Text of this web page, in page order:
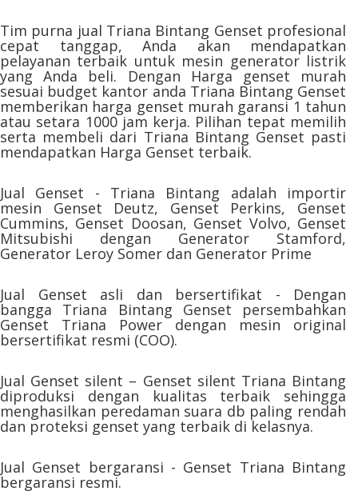
Tim purna jual Triana Bintang Genset profesional
cepat tanggap, Anda akan mendapatkan
pelayanan terbaik untuk mesin generator listrik
yang Anda beli. Dengan Harga genset murah
sesuai budget kantor anda Triana Bintang Genset
memberikan harga genset murah garansi 1 tahun
atau setara 1000 jam kerja. Pilihan tepat memilih
serta membeli dari Triana Bintang Genset pasti
mendapatkan Harga Genset terbaik.
Jual Genset - Triana Bintang adalah importir
mesin Genset Deutz, Genset Perkins, Genset
Cummins, Genset Doosan, Genset Volvo, Genset
Mitsubishi dengan Generator Stamford,
Generator Leroy Somer dan Generator Prime
Jual Genset asli dan bersertifikat - Dengan
bangga Triana Bintang Genset persembahkan
Genset Triana Power dengan mesin original
bersertifikat resmi (COO).
Jual Genset silent – Genset silent Triana Bintang
diproduksi dengan kualitas terbaik sehingga
menghasilkan peredaman suara db paling rendah
dan proteksi genset yang terbaik di kelasnya.
Jual Genset bergaransi - Genset Triana Bintang
bergaransi resmi.